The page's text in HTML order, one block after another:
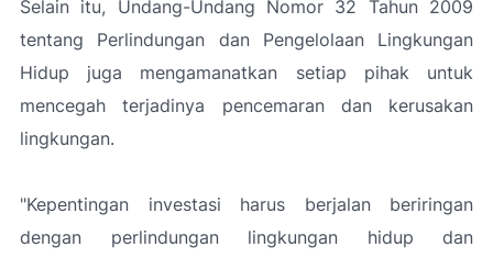
Selain itu, Undang-Undang Nomor 32 Tahun 2009
tentang Perlindungan dan Pengelolaan Lingkungan
Hidup juga mengamanatkan setiap pihak untuk
mencegah terjadinya pencemaran dan kerusakan
lingkungan.
"Kepentingan investasi harus berjalan beriringan
dengan perlindungan lingkungan hidup dan